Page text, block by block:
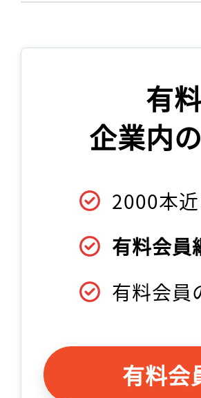
有
企業内
2000本
有料会員
有料会員
有料会